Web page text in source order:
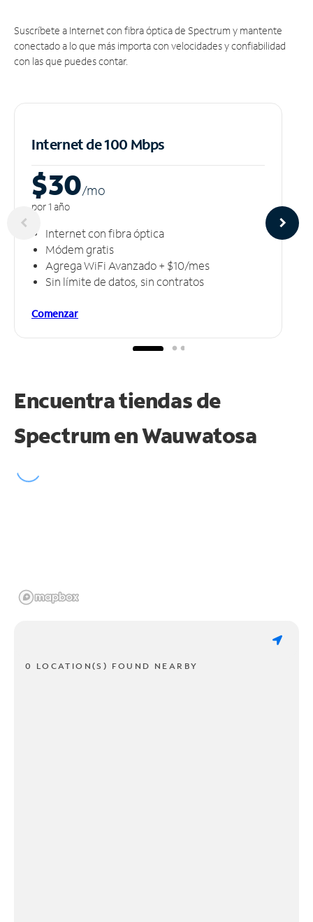
Suscríbete a Internet con fibra óptica de Spectrum y mantente
conectado a lo que más importa con velocidades y confiabilidad
con las que puedes contar.
Internet de 100 Mbps
$30/mo
por 1 año
Internet con fibra óptica
Módem gratis
Agrega WiFi Avanzado + $10/mes
Sin límite de datos, sin contratos
Comenzar
Encuentra tiendas de
Spectrum enWauwatosa
0 LOCATION(S) FOUND NEARBY